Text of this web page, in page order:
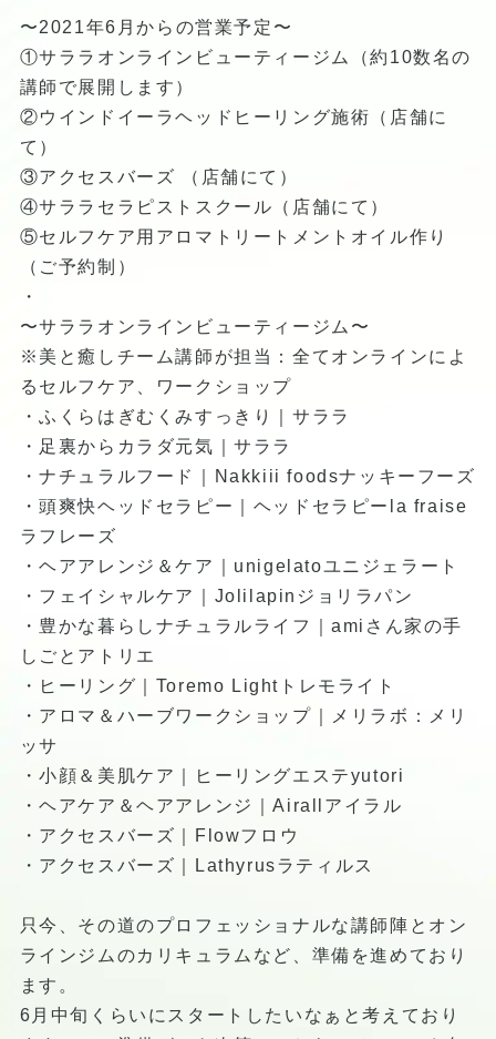
〜2021年6月からの営業予定〜
①サララオンラインビューティージム（約10数名の
講師で展開します）
②ウインドイーラヘッドヒーリング施術（店舗に
て）
③アクセスバーズ （店舗にて）
④サララセラピストスクール（店舗にて）
⑤セルフケア用アロマトリートメントオイル作り
（ご予約制）
・
〜サララオンラインビューティージム〜
※美と癒しチーム講師が担当：全てオンラインによ
るセルフケア、ワークショップ
・ふくらはぎむくみすっきり｜サララ
・足裏からカラダ元気｜サララ
・ナチュラルフード｜Nakkiii foodsナッキーフーズ
・頭爽快ヘッドセラピー｜ヘッドセラピーla fraise
ラフレーズ
・ヘアアレンジ＆ケア｜unigelatoユニジェラート
・フェイシャルケア｜Jolilapinジョリラパン
・豊かな暮らしナチュラルライフ｜amiさん家の手
しごとアトリエ
・ヒーリング｜Toremo Lightトレモライト
・アロマ＆ハーブワークショップ｜メリラボ：メリ
ッサ
・小顔＆美肌ケア｜ヒーリングエステyutori
・ヘアケア＆ヘアアレンジ｜Airallアイラル
・アクセスバーズ｜Flowフロウ
・アクセスバーズ｜Lathyrusラティルス
只今、その道のプロフェッショナルな講師陣とオン
ラインジムのカリキュラムなど、準備を進めており
ます。
6月中旬くらいにスタートしたいなぁと考えており